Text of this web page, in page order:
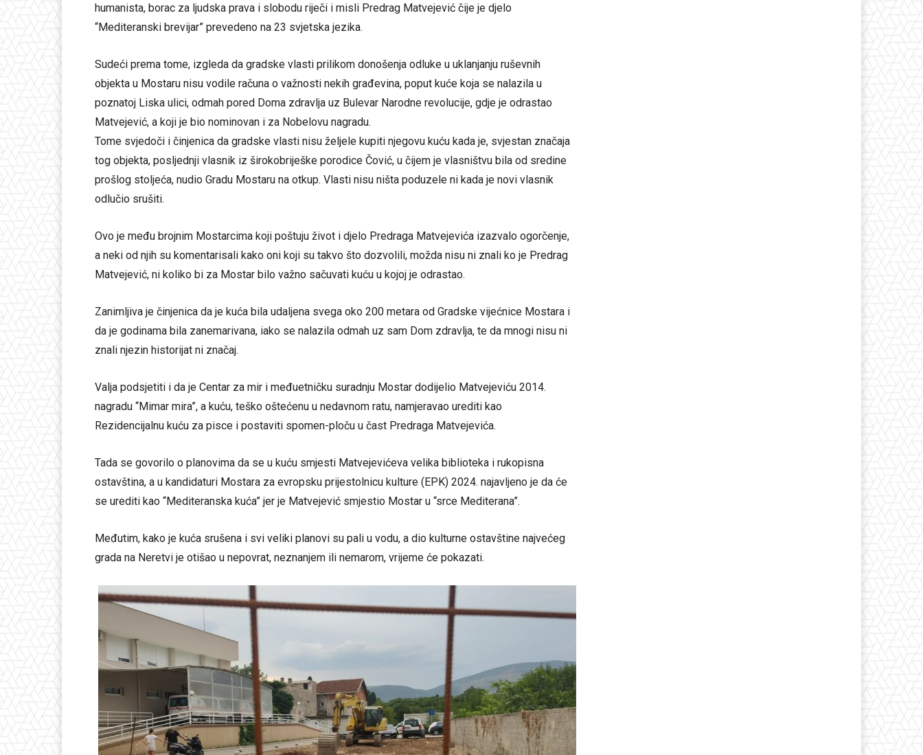
humanista, borac za ljudska prava i slobodu riječi i misli Predrag Matvejević čije je djelo
“Mediteranski brevijar” prevedeno na 23 svjetska jezika.
Sudeći prema tome, izgleda da gradske vlasti prilikom donošenja odluke u uklanjanju ruševnih
objekta u Mostaru nisu vodile računa o važnosti nekih građevina, poput kuće koja se nalazila u
poznatoj Liska ulici, odmah pored Doma zdravlja uz Bulevar Narodne revolucije, gdje je odrastao
Matvejević, a koji je bio nominovan i za Nobelovu nagradu.
Tome svjedoči i činjenica da gradske vlasti nisu željele kupiti njegovu kuću kada je, svjestan značaja
tog objekta, posljednji vlasnik iz širokobriješke porodice Čović, u čijem je vlasništvu bila od sredine
prošlog stoljeća, nudio Gradu Mostaru na otkup. Vlasti nisu ništa poduzele ni kada je novi vlasnik
odlučio srušiti.
Ovo je među brojnim Mostarcima koji poštuju život i djelo Predraga Matvejevića izazvalo ogorčenje,
a neki od njih su komentarisali kako oni koji su takvo što dozvolili, možda nisu ni znali ko je Predrag
Matvejević, ni koliko bi za Mostar bilo važno sačuvati kuću u kojoj je odrastao.
Zanimljiva je činjenica da je kuća bila udaljena svega oko 200 metara od Gradske vijećnice Mostara i
da je godinama bila zanemarivana, iako se nalazila odmah uz sam Dom zdravlja, te da mnogi nisu ni
znali njezin historijat ni značaj.
Valja podsjetiti i da je Centar za mir i međuetničku suradnju Mostar dodijelio Matvejeviću 2014.
nagradu “Mimar mira”, a kuću, teško oštećenu u nedavnom ratu, namjeravao urediti kao
Rezidencijalnu kuću za pisce i postaviti spomen-ploču u čast Predraga Matvejevića.
Tada se govorilo o planovima da se u kuću smjesti Matvejevićeva velika biblioteka i rukopisna
ostavština, a u kandidaturi Mostara za evropsku prijestolnicu kulture (EPK) 2024. najavljeno je da će
se urediti kao “Mediteranska kuća” jer je Matvejević smjestio Mostar u “srce Mediterana”.
Međutim, kako je kuća srušena i svi veliki planovi su pali u vodu, a dio kulturne ostavštine najvećeg
grada na Neretvi je otišao u nepovrat, neznanjem ili nemarom, vrijeme će pokazati.